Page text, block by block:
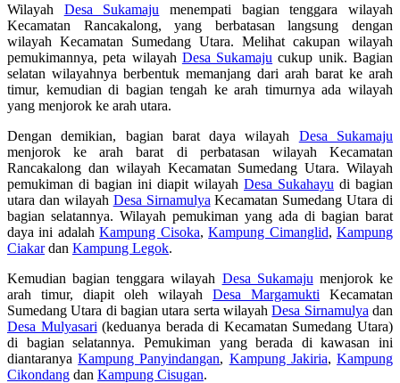
Wilayah Desa Sukamaju menempati bagian tenggara wilayah
Kecamatan Rancakalong, yang berbatasan langsung dengan
wilayah Kecamatan Sumedang Utara. Melihat cakupan wilayah
pemukimannya, peta wilayah Desa Sukamaju cukup unik. Bagian
selatan wilayahnya berbentuk memanjang dari arah barat ke arah
timur, kemudian di bagian tengah ke arah timurnya ada wilayah
yang menjorok ke arah utara.
Dengan demikian, bagian barat daya wilayah Desa Sukamaju
menjorok ke arah barat di perbatasan wilayah Kecamatan
Rancakalong dan wilayah Kecamatan Sumedang Utara. Wilayah
pemukiman di bagian ini diapit wilayah Desa Sukahayu di bagian
utara dan wilayah Desa Sirnamulya Kecamatan Sumedang Utara di
bagian selatannya. Wilayah pemukiman yang ada di bagian barat
daya ini adalahKampung Cisoka,Kampung Cimanglid,Kampung
Ciakardan Kampung Legok.
Kemudian bagian tenggara wilayah Desa Sukamaju menjorok ke
arah timur, diapit oleh wilayah Desa Margamukti Kecamatan
Sumedang Utara di bagian utara serta wilayahDesa Sirnamulya dan
Desa Mulyasari (keduanya berada di Kecamatan Sumedang Utara)
di bagian selatannya. Pemukiman yang berada di kawasan ini
diantaranyaKampung Panyindangan, Kampung Jakiria,Kampung
Cikondang dan Kampung Cisugan.